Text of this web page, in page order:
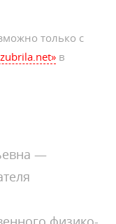
только с
в
—